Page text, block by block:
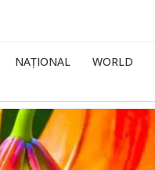
NAȚIONAL WORLD